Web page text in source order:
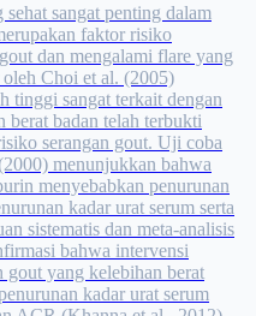
sangat penting dalam
faktor risiko
dan mengalami flare yang
Choi et al. (2005)
tinggi sangat terkait dengan
berat badan telah terbukti
serangan gout. Uji coba
menunjukkan bahwa
menyebabkan penurunan
kadar urat serum serta
sistematis dan meta-analisis
bahwa intervensi
gout yang kelebihan berat
kadar urat serum